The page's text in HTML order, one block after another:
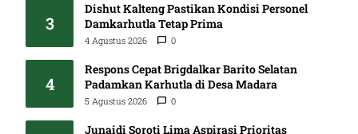
3
Dishut Kalteng Pastikan Kondisi Personel
Damkarhutla Tetap Prima
4 Agustus 2026 0
4
Respons Cepat Brigdalkar Barito Selatan
Padamkan Karhutla di Desa Madara
5 Agustus 2026 0
Junaidi Soroti Lima Aspirasi Prioritas